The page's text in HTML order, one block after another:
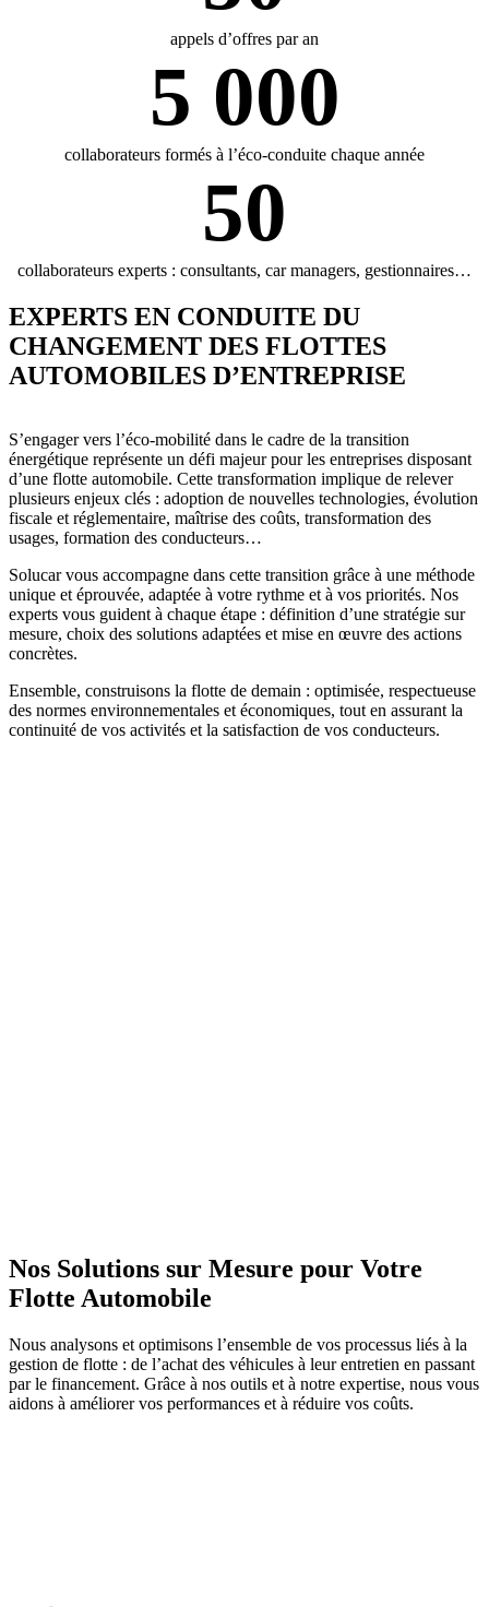
appels d’offres par an
5 000
collaborateurs formés à l’éco-conduite chaque année
50
collaborateurs experts : consultants, car managers, gestionnaires…
EXPERTS EN CONDUITE DU
CHANGEMENT DES FLOTTES
AUTOMOBILES D’ENTREPRISE
S’engager vers l’éco-mobilité dans le cadre de la transition
énergétique représente un défi majeur pour les entreprises disposant
d’une flotte automobile. Cette transformation implique de relever
plusieurs enjeux clés : adoption de nouvelles technologies, évolution
fiscale et réglementaire, maîtrise des coûts, transformation des
usages, formation des conducteurs…
Solucar vous accompagne dans cette transition grâce à une méthode
unique et éprouvée, adaptée à votre rythme et à vos priorités. Nos
experts vous guident à chaque étape : définition d’une stratégie sur
mesure, choix des solutions adaptées et mise en œuvre des actions
concrètes.
Ensemble, construisons la flotte de demain : optimisée, respectueuse
des normes environnementales et économiques, tout en assurant la
continuité de vos activités et la satisfaction de vos conducteurs.
Nos Solutions sur Mesure pour Votre
Flotte Automobile
Nous analysons et optimisons l’ensemble de vos processus liés à la
gestion de flotte : de l’achat des véhicules à leur entretien en passant
par le financement. Grâce à nos outils et à notre expertise, nous vous
aidons à améliorer vos performances et à réduire vos coûts.